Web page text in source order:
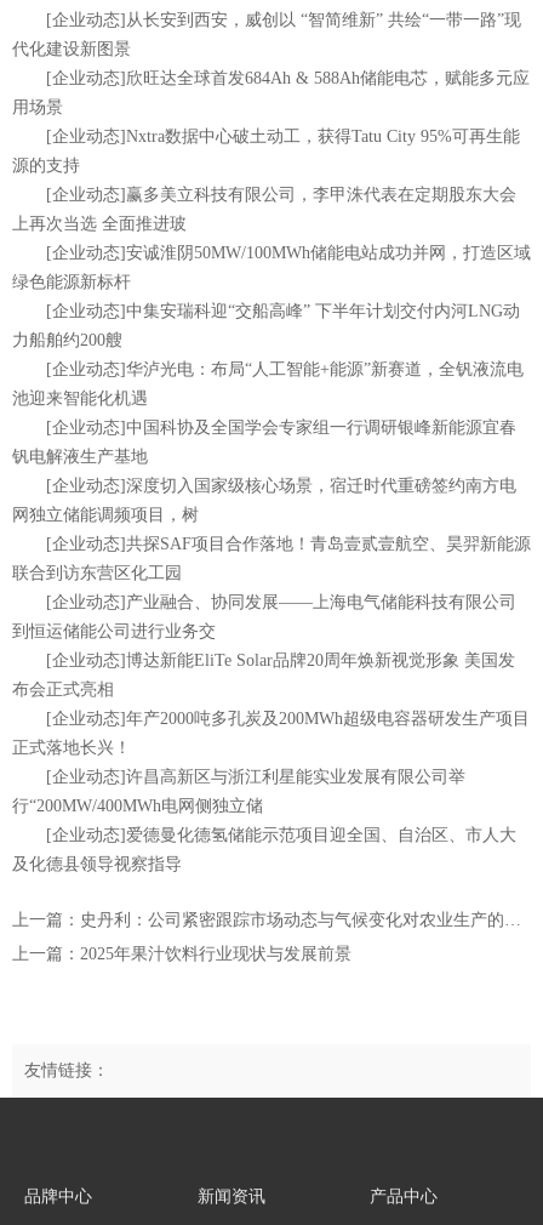
[企业动态]从长安到西安，威创以 “智简维新” 共绘“一带一路”现
代化建设新图景
[企业动态]欣旺达全球首发684Ah & 588Ah储能电芯，赋能多元应
用场景
[企业动态]Nxtra数据中心破土动工，获得Tatu City 95%可再生能
源的支持
[企业动态]赢多美立科技有限公司，李甲洙代表在定期股东大会
上再次当选 全面推进玻
[企业动态]安诚淮阴50MW/100MWh储能电站成功并网，打造区域
绿色能源新标杆
[企业动态]中集安瑞科迎“交船高峰” 下半年计划交付内河LNG动
力船舶约200艘
[企业动态]华泸光电：布局“人工智能+能源”新赛道，全钒液流电
池迎来智能化机遇
[企业动态]中国科协及全国学会专家组一行调研银峰新能源宜春
钒电解液生产基地
[企业动态]深度切入国家级核心场景，宿迁时代重磅签约南方电
网独立储能调频项目，树
[企业动态]共探SAF项目合作落地！青岛壹贰壹航空、昊羿新能源
联合到访东营区化工园
[企业动态]产业融合、协同发展——上海电气储能科技有限公司
到恒运储能公司进行业务交
[企业动态]博达新能EliTe Solar品牌20周年焕新视觉形象 美国发
布会正式亮相
[企业动态]年产2000吨多孔炭及200MWh超级电容器研发生产项目
正式落地长兴！
[企业动态]许昌高新区与浙江利星能实业发展有限公司举
行“200MW/400MWh电网侧独立储
[企业动态]爱德曼化德氢储能示范项目迎全国、自治区、市人大
及化德县领导视察指导
上一篇：2025年果汁饮料行业现状与发展前景
友情链接：
品牌中心 新闻资讯 产品中心